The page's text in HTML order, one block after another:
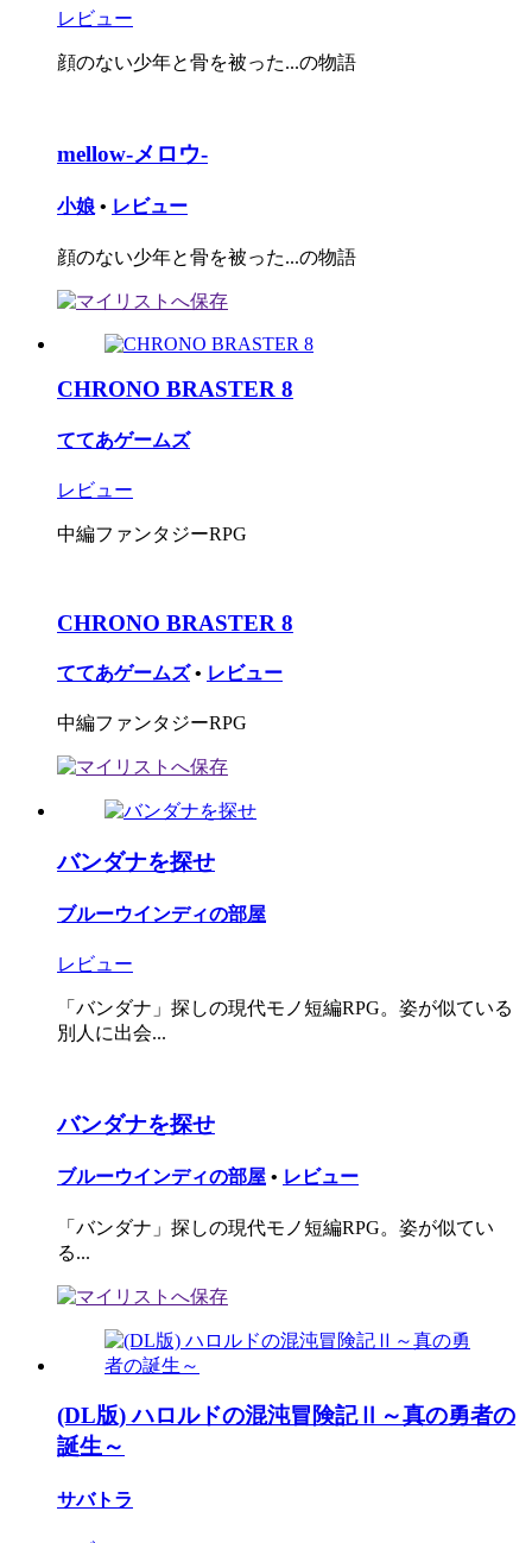
レビュー
顔のない少年と骨を被った...の物語
mellow-メロウ-
小娘 • レビュー
顔のない少年と骨を被った...の物語
CHRONO BRASTER 8
ててあゲームズ
レビュー
中編ファンタジーRPG
CHRONO BRASTER 8
ててあゲームズ • レビュー
中編ファンタジーRPG
バンダナを探せ
ブルーウインディの部屋
レビュー
「バンダナ」探しの現代モノ短編RPG。姿が似ている
別人に出会...
バンダナを探せ
ブルーウインディの部屋 • レビュー
「バンダナ」探しの現代モノ短編RPG。姿が似てい
る...
(DL版) ハロルドの混沌冒険記Ⅱ～真の勇者の
誕生～
サバトラ